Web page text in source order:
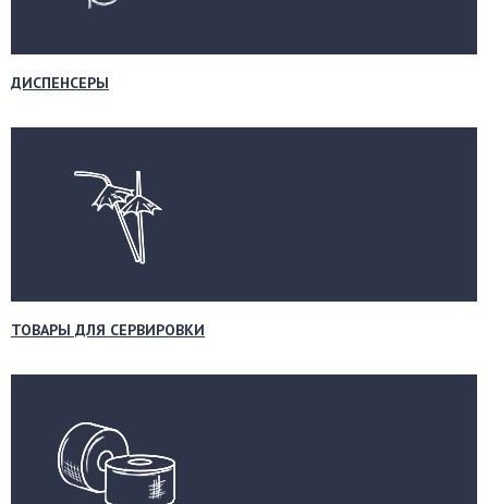
ДИСПЕНСЕРЫ
ТОВАРЫ ДЛЯ СЕРВИРОВКИ